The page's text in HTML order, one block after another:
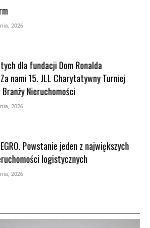
2026
dla fundacji Dom Ronalda
nami 15. JLL Charytatywny Turniej
Nieruchomości
2026
Powstanie jeden z największych
logistycznych
2026